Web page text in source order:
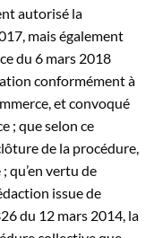
autorisé la
mais également
du 6 mars 2018
conformément à
et convoqué
; que selon ce
de la procédure,
qu’en vertu de
issue de
du 12 mars 2014, la